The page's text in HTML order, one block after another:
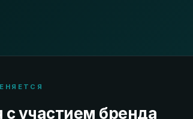
участием бренда